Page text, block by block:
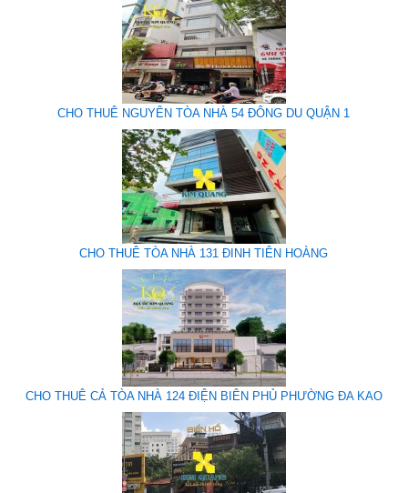
CHO THUÊ NGUYÊN TÒA NHÀ 54 ĐÔNG DU QUẬN 1
CHO THUÊ TÒA NHÀ 131 ĐINH TIÊN HOÀNG
CHO THUÊ CẢ TÒA NHÀ 124 ĐIỆN BIÊN PHỦ PHƯỜNG ĐA KAO